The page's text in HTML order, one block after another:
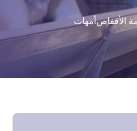
الأقفاصأمهات